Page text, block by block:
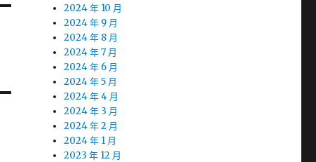
2024 年 10 月
2024 年 9 月
2024 年 8 月
2024 年 7 月
2024 年 6 月
2024 年 5 月
2024 年 4 月
2024 年 3 月
2024 年 2 月
2024 年 1 月
2023 年 12 月